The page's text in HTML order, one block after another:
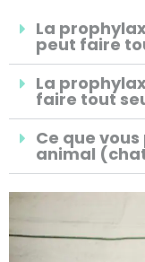
La
peut faire
La
faire tout
Ce que
animal